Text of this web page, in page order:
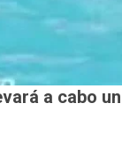
a cabo